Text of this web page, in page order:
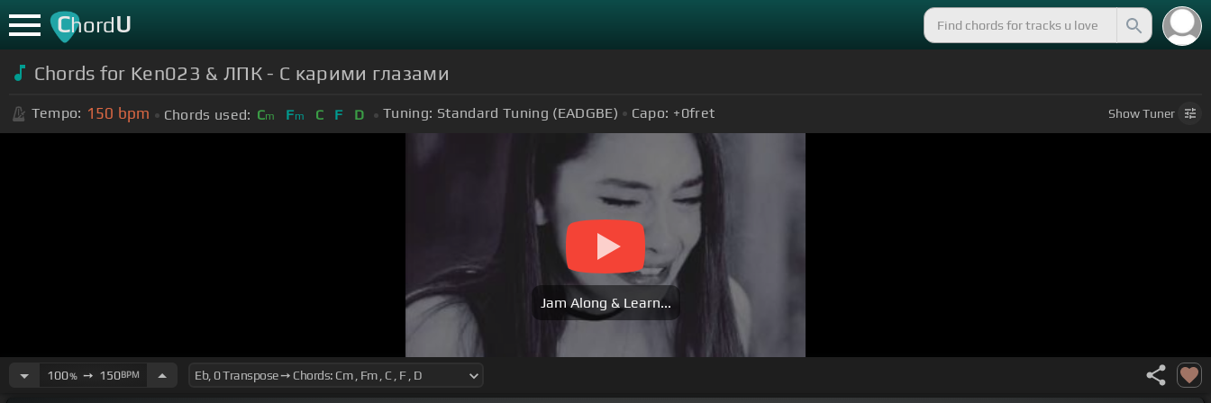
ChordU
Chords for Ken023 & ЛПК - С карими глазами
Tempo: 150 bpm Chords used: Cm Fm C F D Tuning: Standard Tuning (EADGBE) Capo: +0fret ShowTuner
Jam Along & Learn...
100%➙ 150BPM